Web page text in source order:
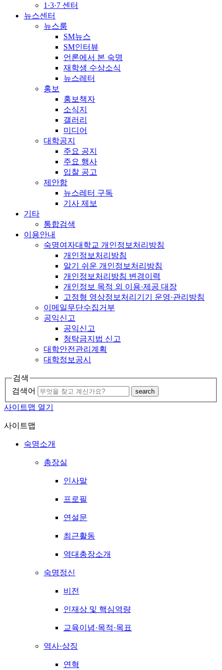
1·3·7 센터
뉴스센터
뉴스룸
SM뉴스
SM인터뷰
언론에서 본 숙명
재학생 수상소식
뉴스레터
홍보
홍보책자
소식지
갤러리
미디어
대학공지
주요 공지
주요 행사
입찰 공고
제안함
뉴스레터 구독
기사 제보
기타
통합검색
이용안내
숙명여자대학교 개인정보처리방침
개인정보처리방침
알기 쉬운 개인정보처리방침
개인정보처리방침 변경이력
개인정보 목적 외 이용·제공 대장
고정형 영상정보처리기기 운영·관리방침
이메일무단수집거부
공익신고
공익신고
청탁금지법 신고
대학안전관리계획
대학정보공시
검색
검색어
search
사이트맵 열기
사이트맵
숙명소개
총장실
인사말
프로필
연설문
최근활동
역대총장소개
숙명정신
비전
인재상 및 핵심역량
교육이념·목적·목표
역사·상징
연혁